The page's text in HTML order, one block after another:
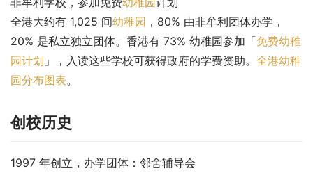
全港大约有 1,025 间幼稚园 ，80% 由非牟利团体办学，
20% 是私立独立团体。香港有 73% 幼稚园参加「免费幼稚
园计划 」，入读这些学校可获得政府的学费资助。 全港幼稚
园分布图表。
创校历史
1997 年创立，办学团体：邻舍辅导会